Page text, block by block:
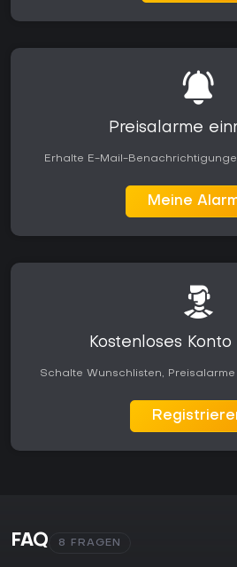
Preisalarme
Erhalte E-Mail-
Meine
Kostenloses
Schalte Wunschlisten,
FAQ 8 FRAGEN